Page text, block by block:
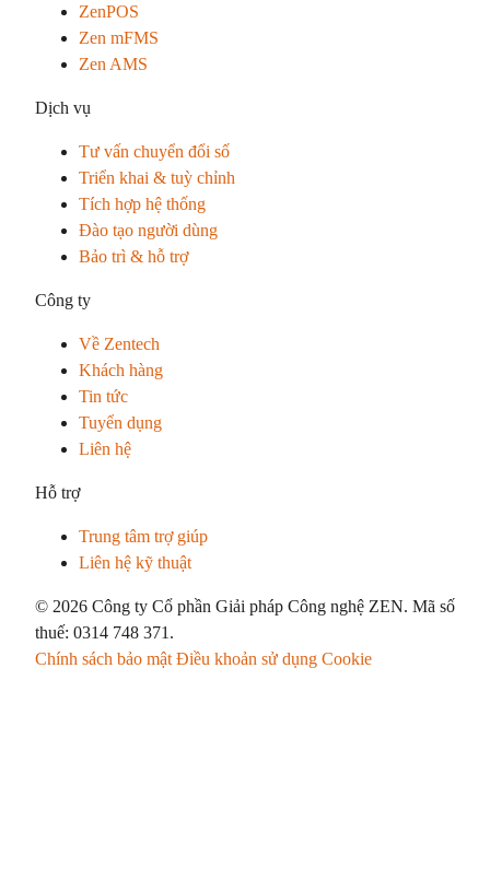
ZenPOS
Zen mFMS
Zen AMS
Dịch vụ
Tư vấn chuyển đổi số
Triển khai & tuỳ chỉnh
Tích hợp hệ thống
Đào tạo người dùng
Bảo trì & hỗ trợ
Công ty
Về Zentech
Khách hàng
Tin tức
Tuyển dụng
Liên hệ
Hỗ trợ
Trung tâm trợ giúp
Liên hệ kỹ thuật
© 2026 Công ty Cổ phần Giải pháp Công nghệ ZEN. Mã số
thuế: 0314 748 371.
Chính sách bảo mật Điều khoản sử dụng Cookie